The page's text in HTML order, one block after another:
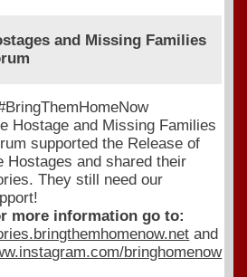
and Missing Families
Hostage and Missing Families
supported the Release of
Hostages and shared their
They still need our
more information go to:
and
bringhomenow